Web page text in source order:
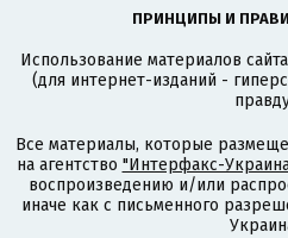
ПРИНЦИПЫ И
Использование материалов
(для интернет-изданий -
Все материалы, которые
на агентство "Интерфакс-
воспроизведению и/или
иначе как с письменного